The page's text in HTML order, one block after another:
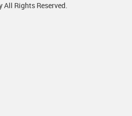
Rights Reserved.